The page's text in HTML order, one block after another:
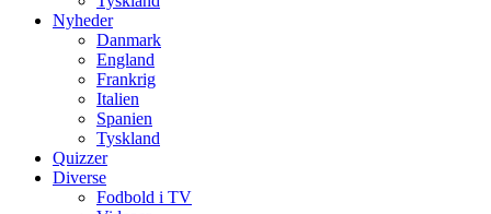
Nyheder
Danmark
England
Frankrig
Italien
Spanien
Tyskland
Quizzer
Diverse
Fodbold i TV